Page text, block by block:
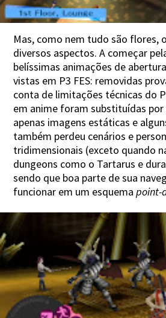
Mas, como nem tudo são flores,
diversos aspectos. A começar
belíssimas animações de
vistas em P3 FES: removidas
conta de limitações técnicas do
em anime foram substituídas por
apenas imagens estáticas e
também perdeu cenários e
tridimensionais (exceto quando
dungeons como o Tartarus e
sendo que boa parte de sua
funcionar em um esquemapoint-